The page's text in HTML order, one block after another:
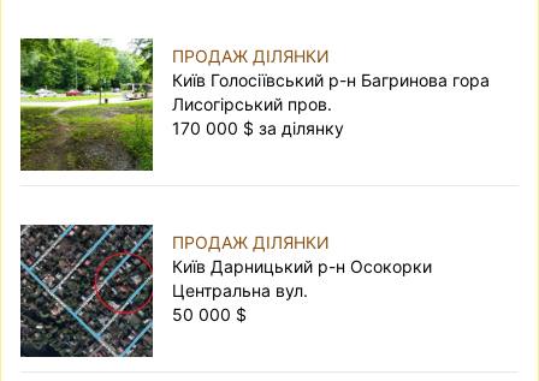
ПРОДАЖ ДІЛЯНКИ
Київ Голосіївський р-н Багринова гора
Лисогірський пров.
170 000 $ за ділянку
ПРОДАЖ ДІЛЯНКИ
Київ Дарницький р-н Осокорки
Центральна вул.
50 000 $